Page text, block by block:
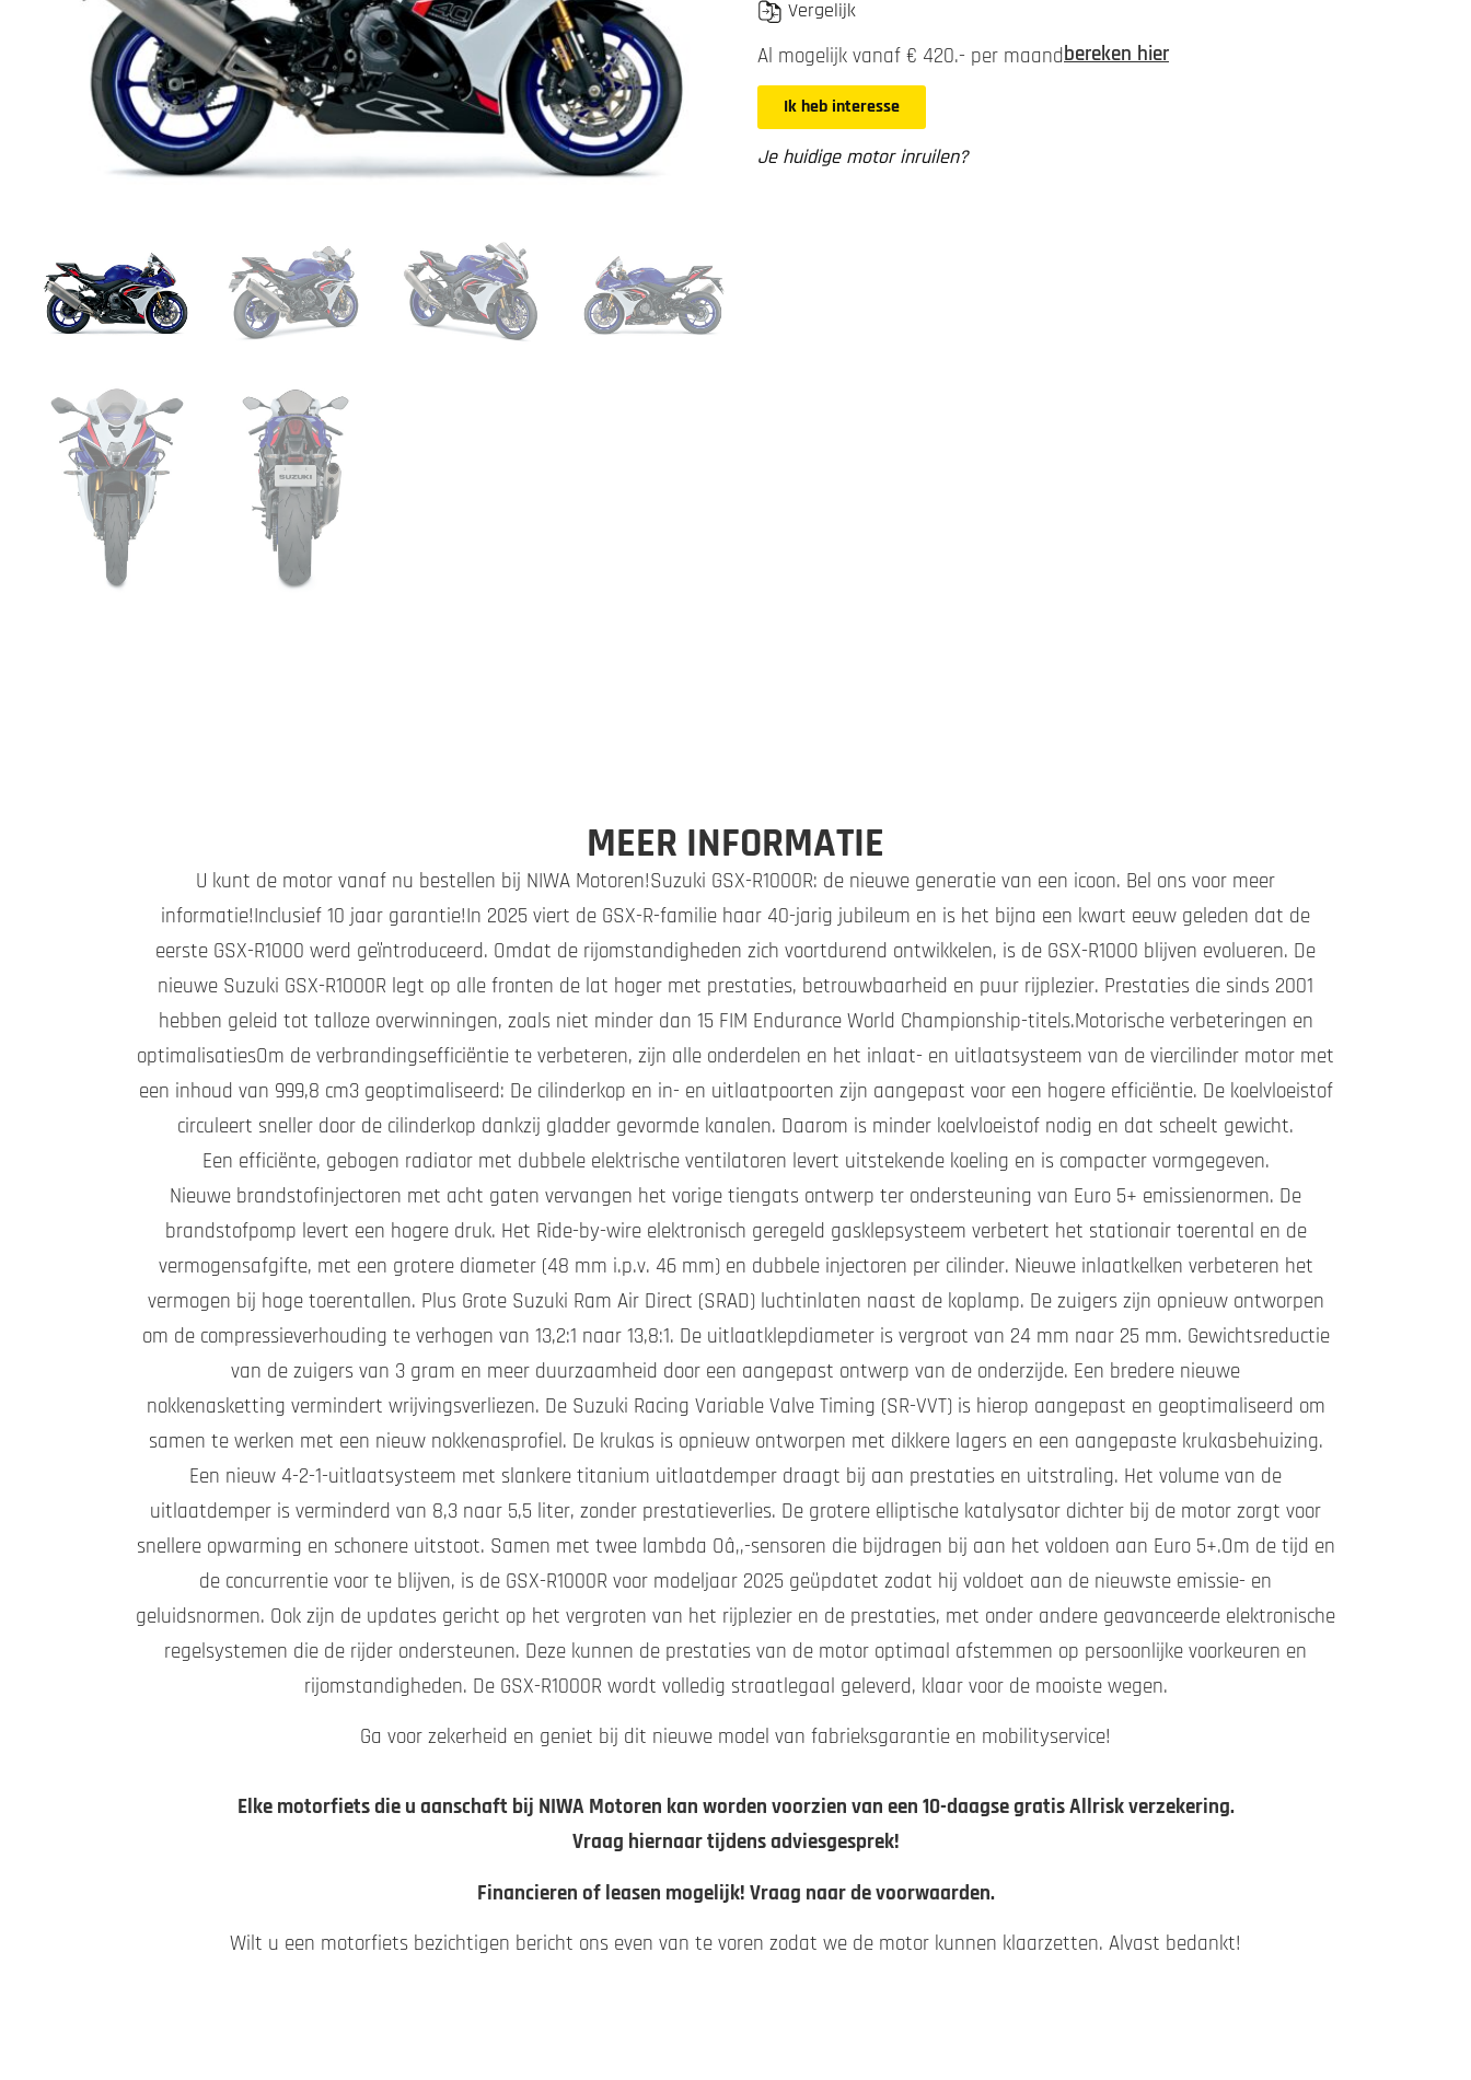
Vergelijk
Al mogelijk vanaf € 420.- per maandbereken hier
Ik heb interesse
Je huidige motor inruilen?
MEER INFORMATIE
U kunt de motor vanaf nu bestellen bij NIWA Motoren!Suzuki GSX-R1000R: de nieuwe generatie van een icoon. Bel ons voor meer
informatie!Inclusief 10 jaar garantie!In 2025 viert de GSX-R-familie haar 40-jarig jubileum en is het bijna een kwart eeuw geleden dat de
eerste GSX-R1000 werd geïntroduceerd. Omdat de rijomstandigheden zich voortdurend ontwikkelen, is de GSX-R1000 blijven evolueren. De
nieuwe Suzuki GSX-R1000R legt op alle fronten de lat hoger met prestaties, betrouwbaarheid en puur rijplezier. Prestaties die sinds 2001
hebben geleid tot talloze overwinningen, zoals niet minder dan 15 FIM Endurance World Championship-titels.Motorische verbeteringen en
optimalisatiesOm de verbrandingsefficiëntie te verbeteren, zijn alle onderdelen en het inlaat- en uitlaatsysteem van de viercilinder motor met
een inhoud van 999,8 cm3 geoptimaliseerd: De cilinderkop en in- en uitlaatpoorten zijn aangepast voor een hogere efficiëntie. De koelvloeistof
circuleert sneller door de cilinderkop dankzij gladder gevormde kanalen. Daarom is minder koelvloeistof nodig en dat scheelt gewicht.
Een efficiënte, gebogen radiator met dubbele elektrische ventilatoren levert uitstekende koeling en is compacter vormgegeven.
Nieuwe brandstofinjectoren met acht gaten vervangen het vorige tiengats ontwerp ter ondersteuning van Euro 5+ emissienormen. De
brandstofpomp levert een hogere druk. Het Ride-by-wire elektronisch geregeld gasklepsysteem verbetert het stationair toerental en de
vermogensafgifte, met een grotere diameter (48 mm i.p.v. 46 mm) en dubbele injectoren per cilinder. Nieuwe inlaatkelken verbeteren het
vermogen bij hoge toerentallen. Plus Grote Suzuki Ram Air Direct (SRAD) luchtinlaten naast de koplamp. De zuigers zijn opnieuw ontworpen
om de compressieverhouding te verhogen van 13,2:1 naar 13,8:1. De uitlaatklepdiameter is vergroot van 24 mm naar 25 mm. Gewichtsreductie
van de zuigers van 3 gram en meer duurzaamheid door een aangepast ontwerp van de onderzijde. Een bredere nieuwe
nokkenasketting vermindert wrijvingsverliezen. De Suzuki Racing Variable Valve Timing (SR-VVT) is hierop aangepast en geoptimaliseerd om
samen te werken met een nieuw nokkenasprofiel. De krukas is opnieuw ontworpen met dikkere lagers en een aangepaste krukasbehuizing.
Een nieuw 4-2-1-uitlaatsysteem met slankere titanium uitlaatdemper draagt bij aan prestaties en uitstraling. Het volume van de
uitlaatdemper is verminderd van 8,3 naar 5,5 liter, zonder prestatieverlies. De grotere elliptische katalysator dichter bij de motor zorgt voor
snellere opwarming en schonere uitstoot. Samen met twee lambda Oâ‚‚-sensoren die bijdragen bij aan het voldoen aan Euro 5+.Om de tijd en
de concurrentie voor te blijven, is de GSX-R1000R voor modeljaar 2025 geüpdatet zodat hij voldoet aan de nieuwste emissie- en
geluidsnormen. Ook zijn de updates gericht op het vergroten van het rijplezier en de prestaties, met onder andere geavanceerde elektronische
regelsystemen die de rijder ondersteunen. Deze kunnen de prestaties van de motor optimaal afstemmen op persoonlijke voorkeuren en
rijomstandigheden. De GSX-R1000R wordt volledig straatlegaal geleverd, klaar voor de mooiste wegen.
Ga voor zekerheid en geniet bij dit nieuwe model van fabrieksgarantie en mobilityservice!
Elke motorfiets die u aanschaft bij NIWA Motoren kan worden voorzien van een 10-daagse gratis Allrisk verzekering.
Vraag hiernaar tijdens adviesgesprek!
Financieren of leasen mogelijk! Vraag naar de voorwaarden.
Wilt u een motorfiets bezichtigen bericht ons even van te voren zodat we de motor kunnen klaarzetten. Alvast bedankt!